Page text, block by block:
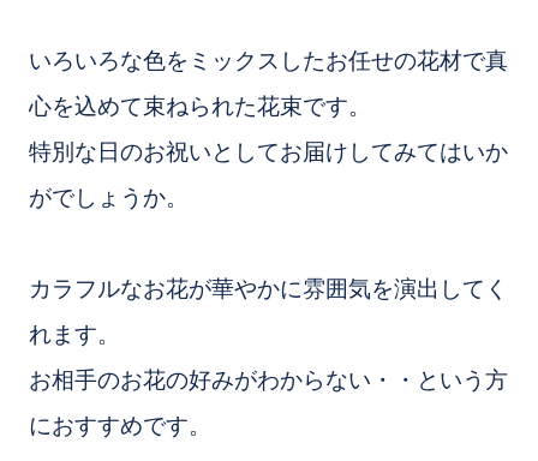
いろいろな色をミックスしたお任せの花材で真
心を込めて束ねられた花束です。
特別な日のお祝いとしてお届けしてみてはいか
がでしょうか。
カラフルなお花が華やかに雰囲気を演出してく
れます。
お相手のお花の好みがわからない・・という方
におすすめです。